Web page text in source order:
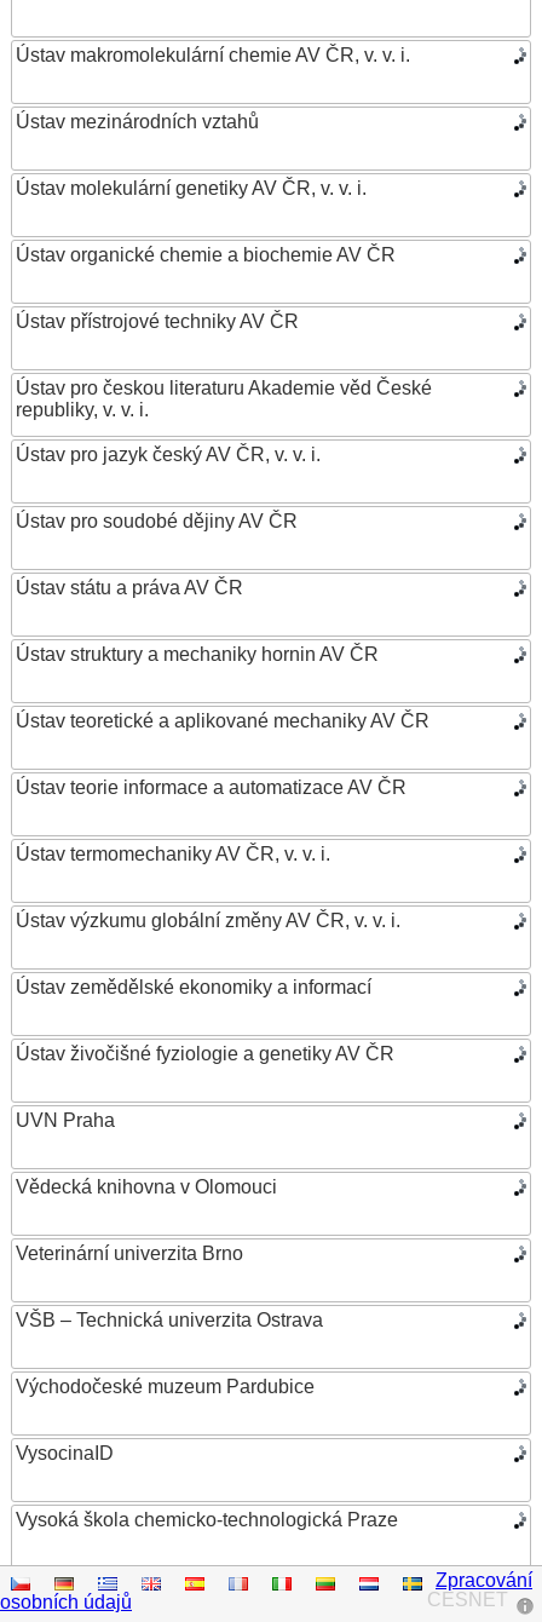
Ústav makromolekulární chemie AV ČR, v. v. i.
Ústav mezinárodních vztahů
Ústav molekulární genetiky AV ČR, v. v. i.
Ústav organické chemie a biochemie AV ČR
Ústav přístrojové techniky AV ČR
Ústav pro českou literaturu Akademie věd České
republiky, v. v. i.
Ústav pro jazyk český AV ČR, v. v. i.
Ústav pro soudobé dějiny AV ČR
Ústav státu a práva AV ČR
Ústav struktury a mechaniky hornin AV ČR
Ústav teoretické a aplikované mechaniky AV ČR
Ústav teorie informace a automatizace AV ČR
Ústav termomechaniky AV ČR, v. v. i.
Ústav výzkumu globální změny AV ČR, v. v. i.
Ústav zemědělské ekonomiky a informací
Ústav živočišné fyziologie a genetiky AV ČR
UVN Praha
Vědecká knihovna v Olomouci
Veterinární univerzita Brno
VŠB – Technická univerzita Ostrava
Východočeské muzeum Pardubice
VysocinaID
Vysoká škola chemicko-technologická Praze
Vysoká škola ekonomická v Praze
CESNET
Zpracování
osobních údajů